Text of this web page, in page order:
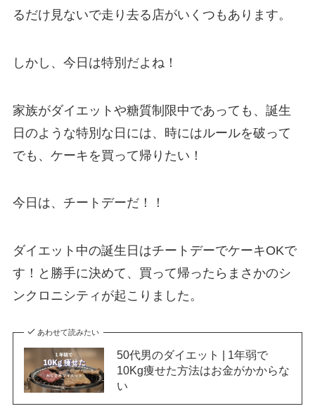
るだけ見ないで走り去る店がいくつもあります。
しかし、今日は特別だよね！
家族がダイエットや糖質制限中であっても、誕生
日のような特別な日には、時にはルールを破って
でも、ケーキを買って帰りたい！
今日は、チートデーだ！！
ダイエット中の誕生日はチートデーでケーキOKで
す！と勝手に決めて、買って帰ったらまさかのシ
ンクロニシティが起こりました。
あわせて読みたい
50代男のダイエット | 1年弱で
10Kg痩せた方法はお金がかからな
い